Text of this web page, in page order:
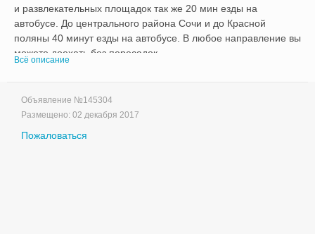
и развлекательных площадок так же 20 мин езды на
автобусе. До центрального района Сочи и до Красной
поляны 40 минут езды на автобусе. В любое направление вы
можете доехать без пересадок.
Телеграмм) Николай.
Больше фото и еще варианты на Domstop.ru
Всё описание
Объявление №145304
Размещено: 02 декабря 2017
Пожаловаться